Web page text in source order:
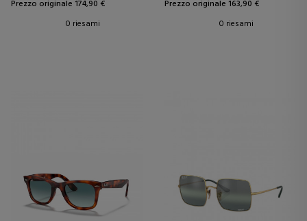
Prezzo originale 174,90 €
0 riesami
Prezzo originale 163,90 €
0 riesami